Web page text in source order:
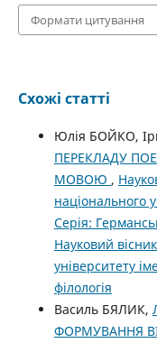
Формати цитування
Схожі статті
Юлія БОЙКО,
ПЕРЕКЛАДУ
МОВОЮ ,
національного
Серія:
Науковий
університету
філологія
Василь БЯЛИК,
ФОРМУВАННЯ